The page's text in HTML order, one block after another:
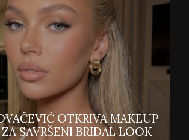
OTKRIVA MAKEUP
SAVRŠENI BRIDAL LOOK